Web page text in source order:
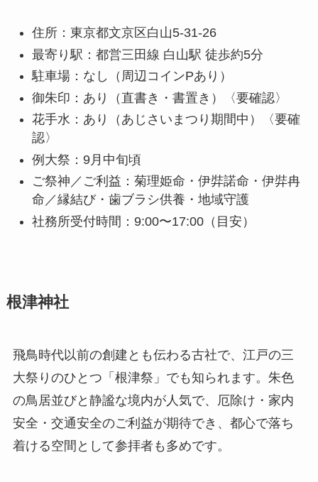
住所：東京都文京区白山5-31-26
最寄り駅：都営三田線 白山駅 徒歩約5分
駐車場：なし（周辺コインPあり）
御朱印：あり（直書き・書置き）〈要確認〉
花手水：あり（あじさいまつり期間中）〈要確
認〉
例大祭：9月中旬頃
ご祭神／ご利益：菊理姫命・伊弉諾命・伊弉冉
命／縁結び・歯ブラシ供養・地域守護
社務所受付時間：9:00〜17:00（目安）
根津神社
飛鳥時代以前の創建とも伝わる古社で、江戸の三
大祭りのひとつ「根津祭」でも知られます。朱色
の鳥居並びと静謐な境内が人気で、厄除け・家内
安全・交通安全のご利益が期待でき、都心で落ち
着ける空間として参拝者も多めです。